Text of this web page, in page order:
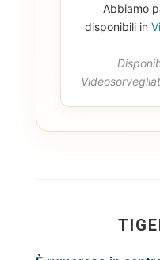
Abbiamo
disponibili in